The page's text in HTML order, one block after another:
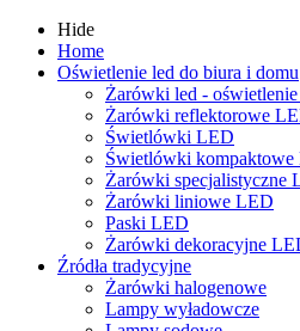
Hide
Home
Oświetlenie led do biura i domu
Żarówki led -
Żarówki reflektorowe
Świetlówki LED
Świetlówki kompaktowe
Żarówki specjalistyczne
Żarówki liniowe LED
Paski LED
Żarówki dekoracyjne
Źródła tradycyjne
Żarówki halogenowe
Lampy wyładowcze